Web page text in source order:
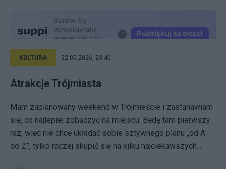
KULTURA 22.05.2026, 23:46
Atrakcje Trójmiasta
Mam zaplanowany weekend w Trójmieście i zastanawiam
się, co najlepiej zobaczyć na miejscu. Będę tam pierwszy
raz, więc nie chcę układać sobie sztywnego planu „od A
do Z”, tylko raczej skupić się na kilku najciekawszych...